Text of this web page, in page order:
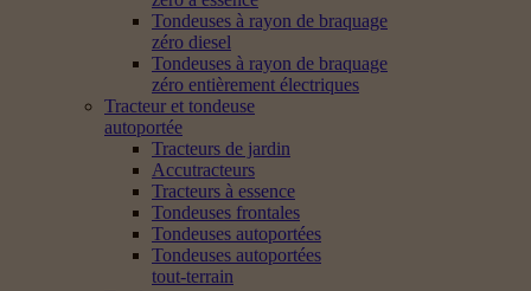
Tondeuses à rayon de braquage
zéro diesel
Tondeuses à rayon de braquage
zéro entièrement électriques
Tracteur et tondeuse
autoportée
Tracteurs de jardin
Accutracteurs
Tracteurs à essence
Tondeuses frontales
Tondeuses autoportées
Tondeuses autoportées
tout-terrain